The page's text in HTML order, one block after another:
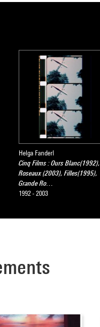
Helga Fanderl
Cinq Films : Ours Blanc(1992),
Roseaux (2003), Filles(1995),
Grande Ro…
1992 - 2003